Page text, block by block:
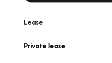
Lease
Private lease